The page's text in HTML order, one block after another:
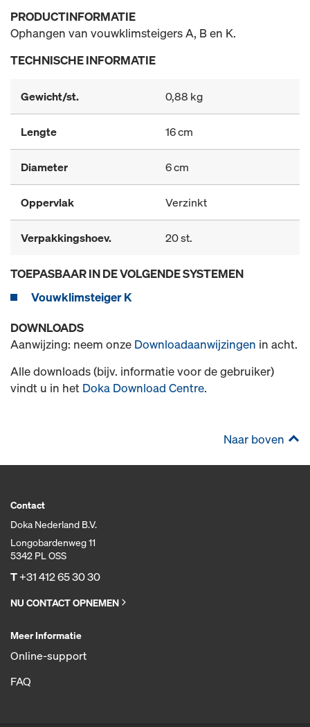
PRODUCTINFORMATIE
Ophangen van vouwklimsteigers A, B en K.
TECHNISCHE INFORMATIE
Gewicht/st. 0,88 kg
Lengte 16 cm
Diameter 6 cm
Oppervlak Verzinkt
Verpakkingshoev. 20 st.
TOEPASBAAR IN DE VOLGENDE SYSTEMEN
Vouwklimsteiger K
DOWNLOADS
Aanwijzing: neem onze Downloadaanwijzingen in acht.
Alle downloads (bijv. informatie voor de gebruiker)
vindt u in het Doka Download Centre.
Naar boven
Contact
Doka Nederland B.V.
Longobardenweg 11
5342 PL OSS
T+31 412 65 30 30
NU CONTACT OPNEMEN
Meer Informatie
Online-support
FAQ